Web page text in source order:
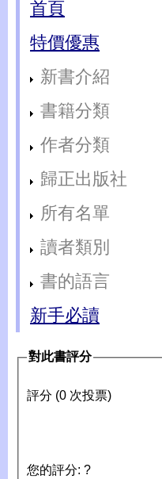
首頁
特價優惠
新書介紹
書籍分類
作者分類
歸正出版社
所有名單
讀者類別
書的語言
新手必讀
對此書評分
評分 (0 次投票)
您的評分: ?